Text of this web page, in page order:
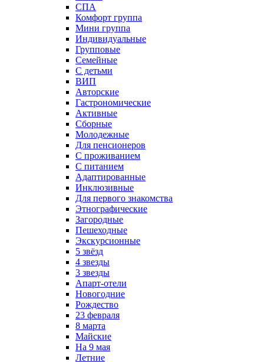
СПА
Комфорт группа
Мини группа
Индивидуальные
Групповые
Семейные
С детьми
ВИП
Авторские
Гастрономические
Активные
Сборные
Молодежные
Для пенсионеров
С проживанием
С питанием
Адаптированные
Инклюзивные
Для первого знакомства
Этнографические
Загородные
Пешеходные
Экскурсионные
5 звёзд
4 звезды
3 звезды
Апарт-отели
Новогодние
Рождество
23 февраля
8 марта
Майские
На 9 мая
Летние